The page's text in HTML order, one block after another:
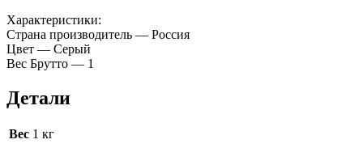
Характеристики:
Страна производитель — Россия
Цвет — Серый
Вес Брутто — 1
Детали
Вес 1 кг